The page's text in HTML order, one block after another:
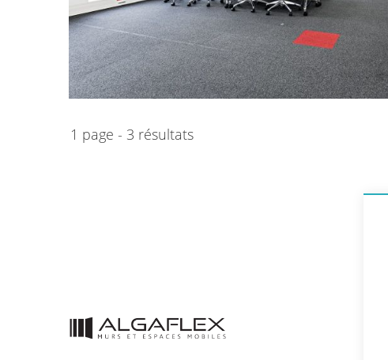
1 page - 3 résultats